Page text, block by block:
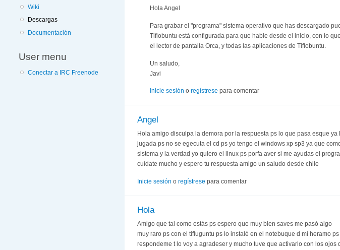
Wiki
Descargas
Documentación
User menu
Conectar a IRC Freenode
Hola Angel
Para grabar el "programa" sistema operativo que has descargado
Tiflobuntu está configurada para que hable desde el inicio, con lo
el lector de pantalla Orca, y todas las aplicaciones de Tiflobuntu.
Un saludo,
Javi
Inicie sesión o regístrese para comentar
Angel
Hola amigo disculpa la demora por la respuesta ps lo que pasa esque
jugada ps no se egecuta el cd ps yo tengo el windows xp sp3 ya que
sistema y la verdad yo quiero el linux ps porfa aver si me ayudas el
cuídate mucho y espero tu respuesta amigo un saludo desde chile
Inicie sesión o regístrese para comentar
Hola
Amigo que tal como estás ps espero que muy bien saves me pasó algo
muy raro ps con el tifluguntu ps lo instalé en el notebuque d mí heramo
respondeme t lo voy a agradeser y mucho tuve que activarlo con los